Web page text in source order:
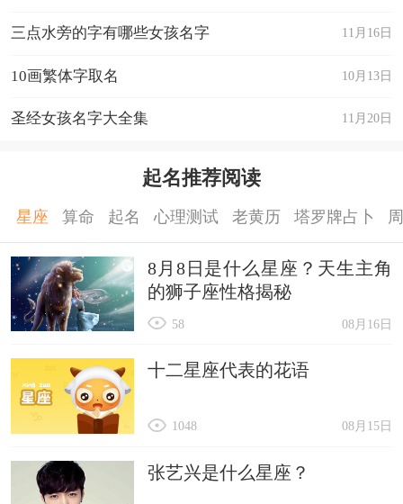
11月16日
三点水旁的字有哪些女孩名字
10月13日
10画繁体字取名
11月20日
圣经女孩名字大全集
起名推荐阅读
星座 算命 起名 心理测试 老黄历 塔罗牌占卜
8月8日是什么星座？天生主角
的狮子座性格揭秘
08月16日
58
十二星座代表的花语
08月15日
1048
张艺兴是什么星座？